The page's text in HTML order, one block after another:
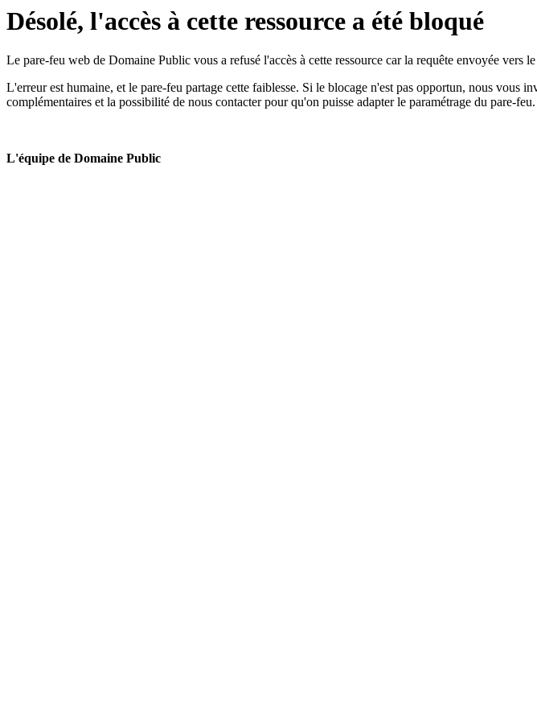
Désolé, l'accès à cette ressource a été bloqué
Le pare-feu web de Domaine Public vous a refusé l'accès à cette ressource car la requête envoyée vers
L'erreur est humaine, et le pare-feu partage cette faiblesse. Si le blocage n'est pas opportun, nous vous
complémentaires et la possibilité de nous contacter pour qu'on puisse adapter le paramétrage du pare-feu.
L'équipe de Domaine Public